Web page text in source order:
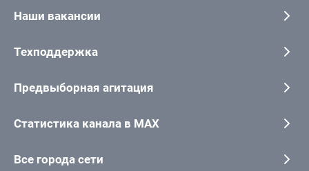
Наши вакансии
Техподдержка
Предвыборная агитация
Статистика канала в MAX
Все города сети